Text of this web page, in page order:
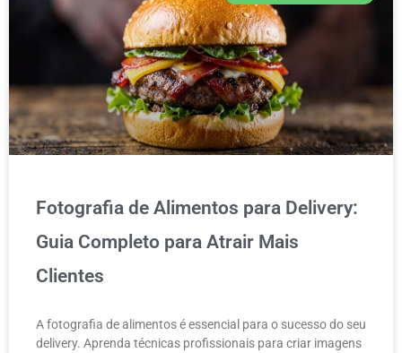
Fotografia de Alimentos para Delivery:
Guia Completo para Atrair Mais
Clientes
A fotografia de alimentos é essencial para o sucesso do seu
delivery. Aprenda técnicas profissionais para criar imagens